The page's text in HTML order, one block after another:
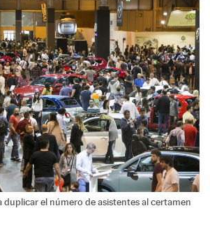
duplicar el número de asistentes al certamen